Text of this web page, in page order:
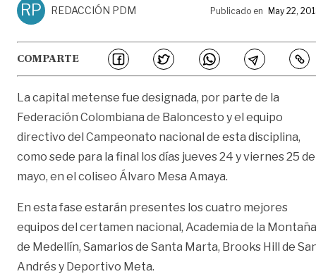
RP REDACCIÓN PDM Publicado en May 22,
COMPARTE
La capital metense fue designada, por parte de la
Federación Colombiana de Baloncesto y el equipo
directivo del Campeonato nacional de esta disciplina,
como sede para la final los días jueves 24 y viernes 25 de
mayo, en el coliseo Álvaro Mesa Amaya.
En esta fase estarán presentes los cuatro mejores
equipos del certamen nacional, Academia de la Montaña
de Medellín, Samarios de Santa Marta, Brooks Hill de
Andrés y Deportivo Meta.